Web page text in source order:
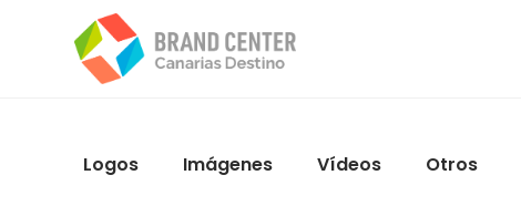
contenido
Menu
Logos Imágenes Vídeos Otros